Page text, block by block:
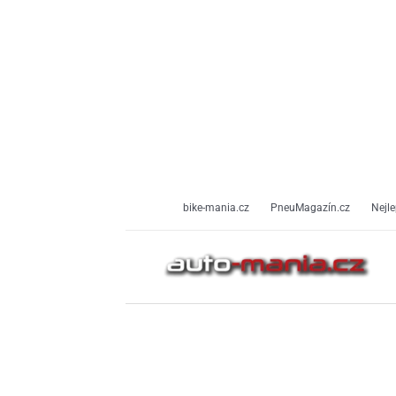
bike-mania.cz PneuMagazín.cz